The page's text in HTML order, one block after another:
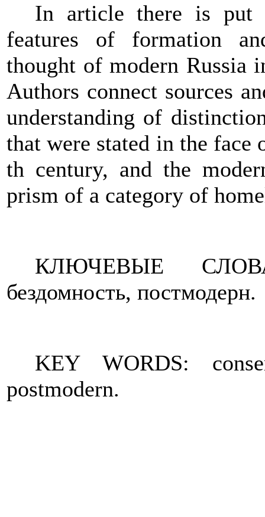
In article there is put
features
of formation
thought of modern Russia
Authors connect sources
understanding of
that were stated in the
th century, and the
prism of a category of
КЛЮЧЕВЫЕ
бездомность, постмодерн.
KEY WORDS:
postmodern.